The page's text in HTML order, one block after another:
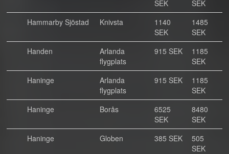
SEK
SEK
Hammarby Sjöstad
Knivsta
1140
SEK
1485
SEK
Handen
Arlanda
flygplats
915 SEK
1185
SEK
Haninge
Arlanda
flygplats
915 SEK
1185
SEK
Haninge
Borås
6525
SEK
8480
SEK
Haninge
Globen 385 SEK
505
SEK